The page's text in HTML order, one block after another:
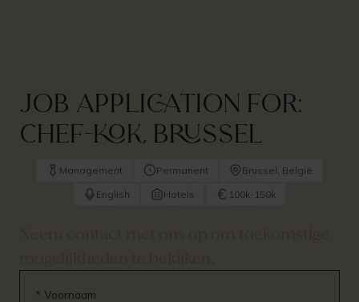
Job application for:
Chef-kok, Brussel
Management Permanent
Brussel, België
English
Hotels 100k-150k
* Voornaam